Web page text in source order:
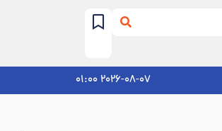
2026-08-07 01:00